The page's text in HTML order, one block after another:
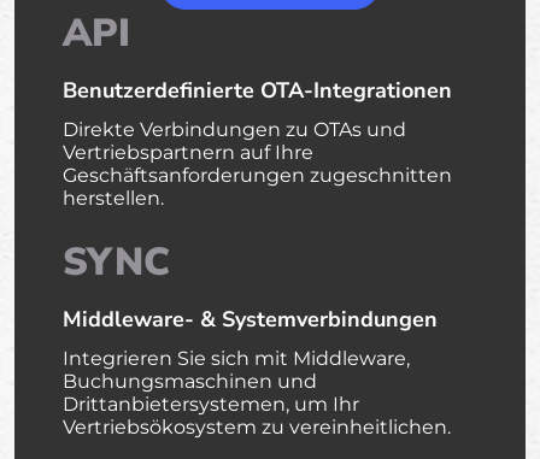
API
Benutzerdefinierte OTA-Integrationen
Direkte Verbindungen zu OTAs und
Vertriebspartnern auf Ihre
Geschäftsanforderungen zugeschnitten
herstellen.
SYNC
Middleware- & Systemverbindungen
Integrieren Sie sich mit Middleware,
Buchungsmaschinen und
Drittanbietersystemen, um Ihr
Vertriebsökosystem zu vereinheitlichen.